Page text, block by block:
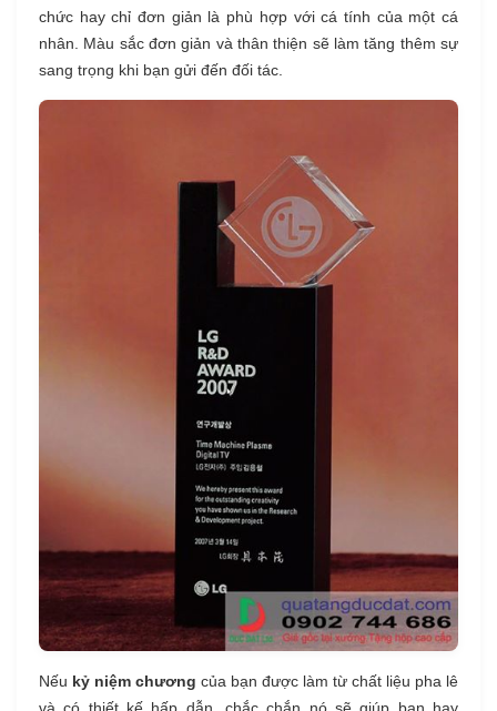
chức hay chỉ đơn giản là phù hợp với cá tính của một cá
nhân. Màu sắc đơn giản và thân thiện sẽ làm tăng thêm sự
sang trọng khi bạn gửi đến đối tác.
Nếu kỷ niệm chương của bạn được làm từ chất liệu pha lê